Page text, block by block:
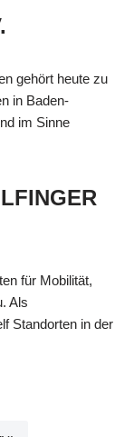
gehört heute zu
in Baden-
im Sinne
für Mobilität,
Als
Standorten in der